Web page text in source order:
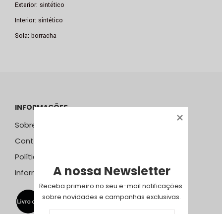
Exterior: sintético
Interior: sintético
Sola: borracha
INFORMAÇÕES
Sobre Nós
Contactos
Política de Privacidade
Informação Resolução Litígios
A nossa Newsletter
Receba primeiro no seu e-mail notificações
sobre novidades e campanhas exclusivas.